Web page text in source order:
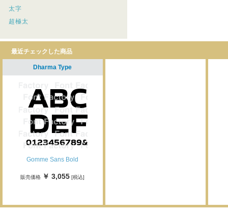
太字
超極太
最近チェックした商品
Dharma Type
Gomme Sans Bold
販売価格 ￥ 3,055 [税込]